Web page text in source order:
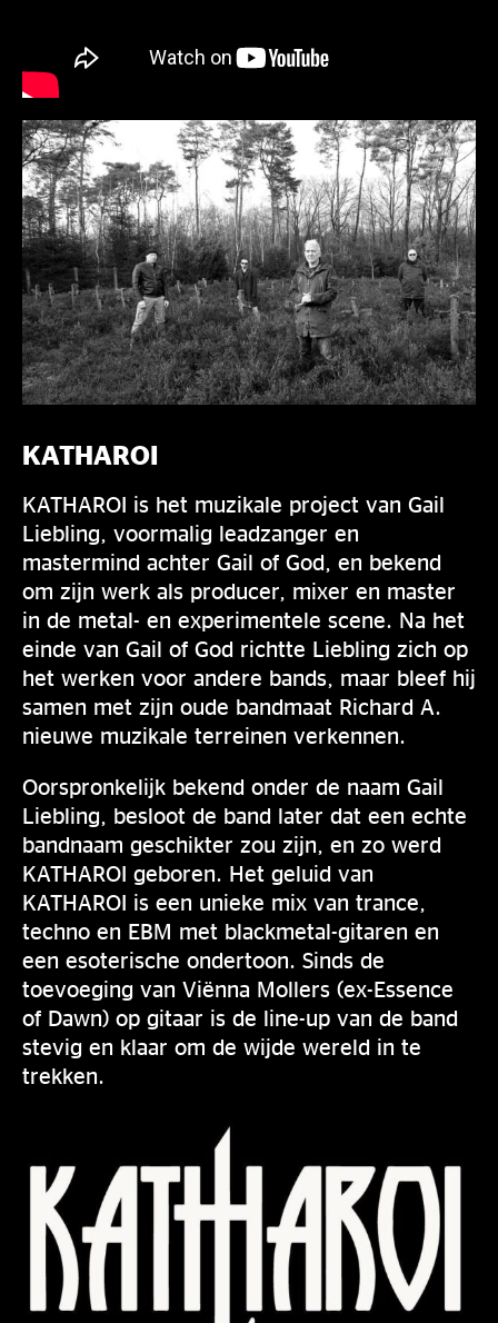
KATHAROI
KATHAROI is het muzikale project van Gail
Liebling, voormalig leadzanger en
mastermind achter Gail of God, en bekend
om zijn werk als producer, mixer en master
in de metal- en experimentele scene. Na het
einde van Gail of God richtte Liebling zich op
het werken voor andere bands, maar bleef hij
samen met zijn oude bandmaat Richard A.
nieuwe muzikale terreinen verkennen.
Oorspronkelijk bekend onder de naam Gail
Liebling, besloot de band later dat een echte
bandnaam geschikter zou zijn, en zo werd
KATHAROI geboren. Het geluid van
KATHAROI is een unieke mix van trance,
techno en EBM met blackmetal-gitaren en
een esoterische ondertoon. Sinds de
toevoeging van Viënna Mollers (ex-Essence
of Dawn) op gitaar is de line-up van de band
stevig en klaar om de wijde wereld in te
trekken.